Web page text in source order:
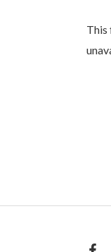
This